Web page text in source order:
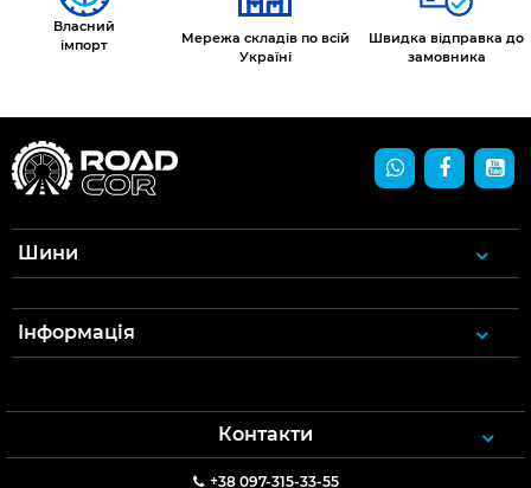
Власний
імпорт
Мережа складів по всій
Україні
Швидка відправка до
замовника
Шини
Інформація
Контакти
+38 097-315-33-55